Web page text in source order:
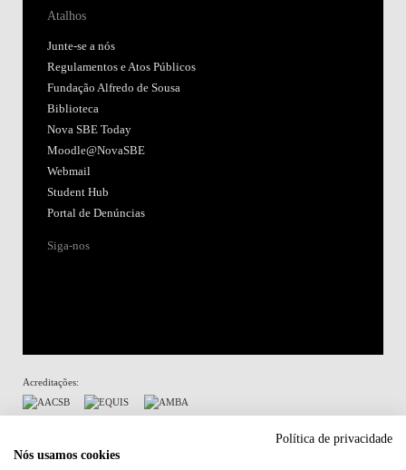
Atalhos
Junte-se a nós
Regulamentos e Atos Públicos
Fundação Alfredo de Sousa
Biblioteca
Nova SBE Today
Moodle@NovaSBE
Webmail
Student Hub
Portal de Denúncias
Siga-nos
Acreditações:
Política de privacidade
Nós usamos cookies